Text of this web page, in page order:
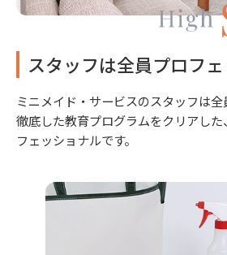
スタッフは全員プロフ
ミニメイド・サービスのスタッフは
徹底した教育プログラムをクリアし
フェッショナルです。